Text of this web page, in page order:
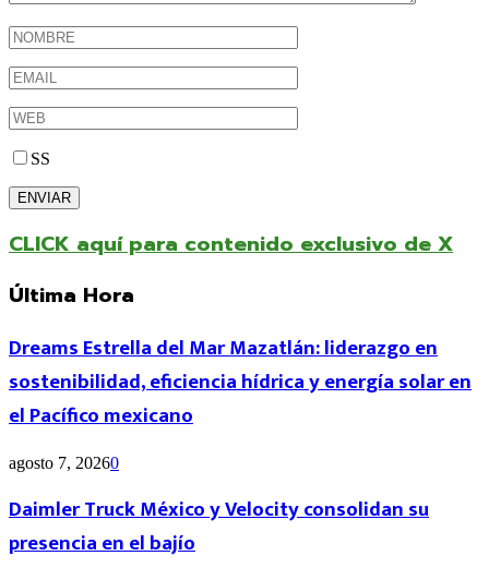
SS
CLICK aquí para contenido exclusivo de X
Última Hora
Dreams Estrella del Mar Mazatlán: liderazgo en
sostenibilidad, eficiencia hídrica y energía solar en
el Pacífico mexicano
agosto 7, 20260
Daimler Truck México y Velocity consolidan su
presencia en el bajío